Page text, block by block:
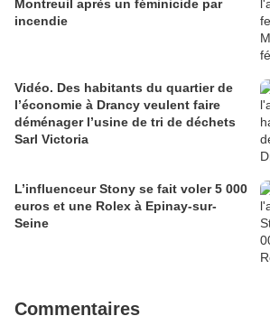
Montreuil après un féminicide par
incendie
Vidéo. Des habitants du quartier de
l’économie à Drancy veulent faire
déménager l’usine de tri de déchets
Sarl Victoria
L’influenceur Stony se fait voler 5 000
euros et une Rolex à Epinay-sur-
Seine
Commentaires